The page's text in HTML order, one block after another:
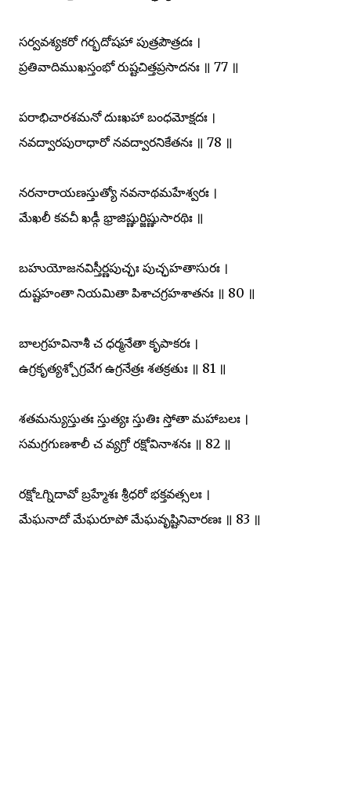
సర్వవశ్యకరో గర్భదోషహా పుత్రపౌత్రదః ।
ప్రతివాదిముఖస్తంభో రుష్టచిత్తప్రసాదనః ॥ 77 ॥
పరాభిచారశమనో దుఃఖహా బంధమోక్షదః ।
నవద్వారపురాధారో నవద్వారనికేతనః ॥ 78 ॥
నరనారాయణస్తుత్యో నవనాథమహేశ్వరః ।
మేఖలీ కవచీ ఖడ్గీ భ్రాజిష్ణుర్జిష్ణుసారథిః ॥
బహుయోజనవిస్తీర్ణపుచ్ఛః పుచ్ఛహతాసురః ।
దుష్టహంతా నియమితా పిశాచగ్రహశాతనః ॥ 80 ॥
బాలగ్రహవినాశీ చ ధర్మనేతా కృపాకరః ।
ఉగ్రకృత్యశ్చోగ్రవేగ ఉగ్రనేత్రః శతక్రతుః ॥ 81 ॥
శతమన్యుస్తుతః స్తుత్యః స్తుతిః స్తోతా మహాబలః ।
సమగ్రగుణశాలీ చ వ్యగ్రో రక్షోవినాశనః ॥ 82 ॥
రక్షోఽగ్నిదావో బ్రహ్మేశః శ్రీధరో భక్తవత్సలః ।
మేఘనాదో మేఘరూపో మేఘవృష్టినివారణః ॥ 83 ॥